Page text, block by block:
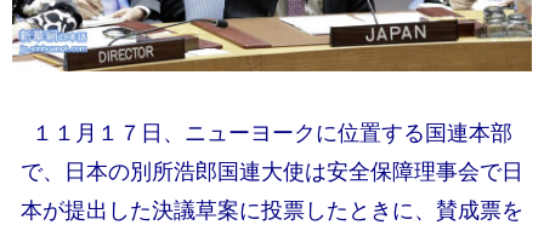
１１月１７日、ニューヨークに位置する国連本部
で、日本の別所浩郎国連大使は安全保障理事会で日
本が提出した決議草案に投票したときに、賛成票を